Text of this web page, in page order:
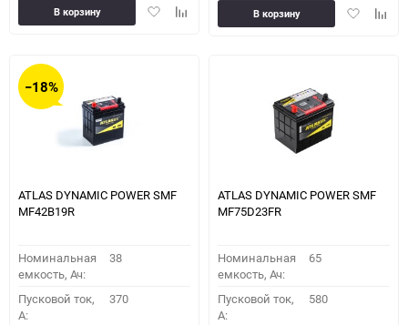
ДобавитьДобавить
В корзину
Добавить
В корзину
−18%
ATLAS DYNAMIC POWER SMF
MF42B19R
Номинальная
емкость, Ач:
38
Пусковой ток,
A:
370
ATLAS DYNAMIC POWER SMF
MF75D23FR
Номинальная
емкость, Ач:
65
Пусковой ток,
A:
580